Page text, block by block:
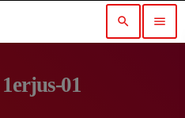
search menu
01